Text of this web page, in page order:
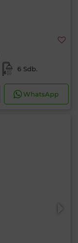
6 Sdb.
WhatsApp